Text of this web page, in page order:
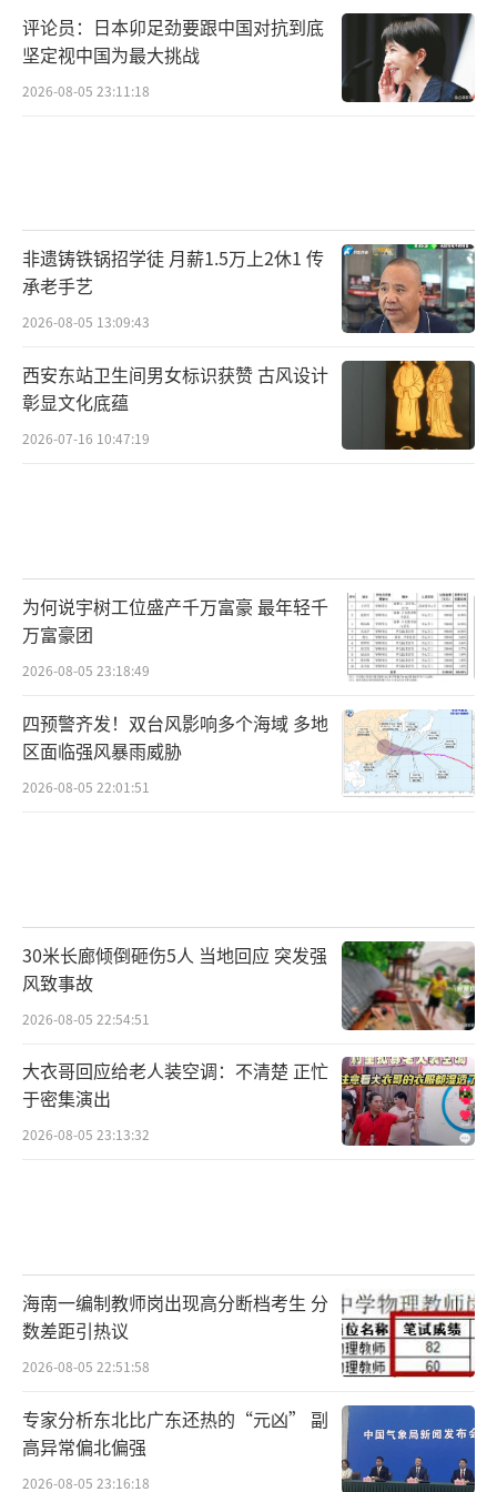
评论员：日本卯足劲要跟中国对抗到底
坚定视中国为最大挑战
2026-08-05 23:11:18
非遗铸铁锅招学徒 月薪1.5万上2休1 传
承老手艺
2026-08-05 13:09:43
西安东站卫生间男女标识获赞 古风设计
彰显文化底蕴
2026-07-16 10:47:19
为何说宇树工位盛产千万富豪 最年轻千
万富豪团
2026-08-05 23:18:49
四预警齐发！双台风影响多个海域 多地
区面临强风暴雨威胁
2026-08-05 22:01:51
30米长廊倾倒砸伤5人 当地回应 突发强
风致事故
2026-08-05 22:54:51
大衣哥回应给老人装空调：不清楚 正忙
于密集演出
2026-08-05 23:13:32
海南一编制教师岗出现高分断档考生 分
数差距引热议
2026-08-05 22:51:58
专家分析东北比广东还热的“元凶” 副
高异常偏北偏强
2026-08-05 23:16:18